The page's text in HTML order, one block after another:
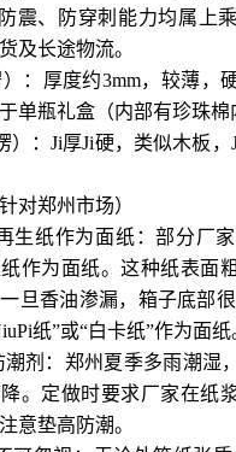
震、防穿刺能力均属上
及长途物流。
：厚度约3mm，较薄，
单瓶礼盒（内部有珍珠棉
）：Ji厚Ji硬，类似木板
对郑州市场）
生纸作为面纸：部分厂家
作为面纸。这种纸表面
旦香油渗漏，箱子底部
纸”或“白卡纸”作为面纸
剂：郑州夏季多雨潮湿
。定做时要求厂家在纸
意垫高防潮。